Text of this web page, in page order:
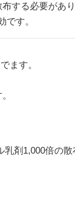
する必要があ
す。
ます。
乳剤1,000倍の散